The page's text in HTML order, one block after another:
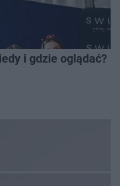
i gdzie oglądać?